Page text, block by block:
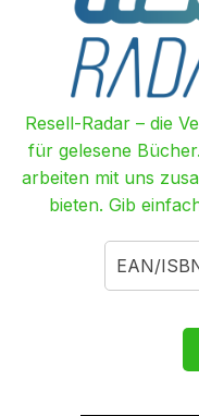
Resell-Radar – die
für gelesene
arbeiten mit uns
bieten. Gib